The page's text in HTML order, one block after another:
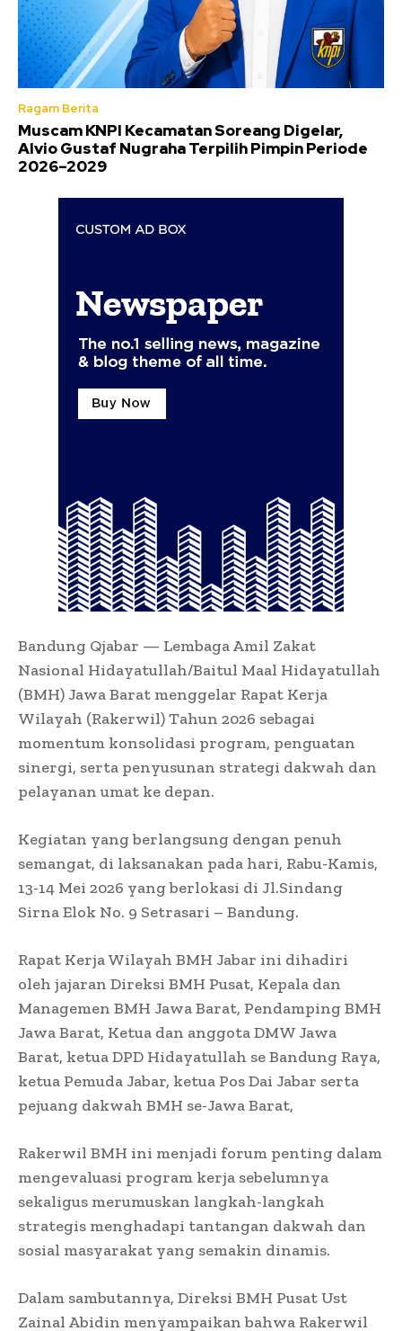
Ragam Berita
Muscam KNPI Kecamatan Soreang Digelar,
Alvio Gustaf Nugraha Terpilih Pimpin Periode
2026–2029
Bandung Qjabar — Lembaga Amil Zakat
Nasional Hidayatullah/Baitul Maal Hidayatullah
(BMH) Jawa Barat menggelar Rapat Kerja
Wilayah (Rakerwil) Tahun 2026 sebagai
momentum konsolidasi program, penguatan
sinergi, serta penyusunan strategi dakwah dan
pelayanan umat ke depan.
Kegiatan yang berlangsung dengan penuh
semangat, di laksanakan pada hari, Rabu-Kamis,
13-14 Mei 2026 yang berlokasi di Jl.Sindang
Sirna Elok No. 9 Setrasari – Bandung.
Rapat Kerja Wilayah BMH Jabar ini dihadiri
oleh jajaran Direksi BMH Pusat, Kepala dan
Managemen BMH Jawa Barat, Pendamping BMH
Jawa Barat, Ketua dan anggota DMW Jawa
Barat, ketua DPD Hidayatullah se Bandung Raya,
ketua Pemuda Jabar, ketua Pos Dai Jabar serta
pejuang dakwah BMH se-Jawa Barat,
Rakerwil BMH ini menjadi forum penting dalam
mengevaluasi program kerja sebelumnya
sekaligus merumuskan langkah-langkah
strategis menghadapi tantangan dakwah dan
sosial masyarakat yang semakin dinamis.
Dalam sambutannya, Direksi BMH Pusat Ust
Zainal Abidin menyampaikan bahwa Rakerwil